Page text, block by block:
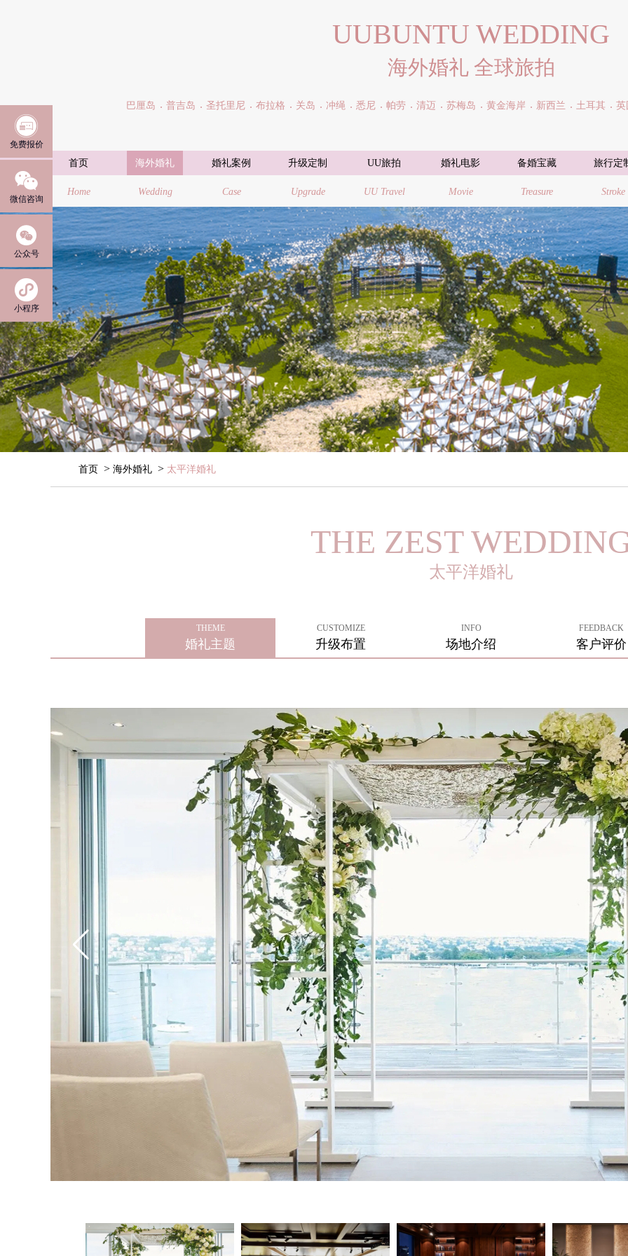
UUBUNTU WEDDING
海外婚礼 全球旅拍
巴厘岛 普吉岛 圣托里尼 布拉格 关岛 冲绳 悉尼 帕劳 清迈 苏梅岛 黄金海岸 新西兰 土耳其 英
首页
Home
海外婚礼
Wedding
婚礼案例
Case
升级定制
Upgrade
UU旅拍
UU Travel
婚礼电影
Movie
备婚宝藏
Treasure
旅行定
Stroke
首页 > 海外婚礼 > 太平洋婚礼
THE ZEST
太平洋婚礼
THEME
婚礼主题
CUSTOMIZE
升级布置
INFO
场地介绍
FEEDBACK
客户评价

免费报价

微信咨询

公众号

小程序